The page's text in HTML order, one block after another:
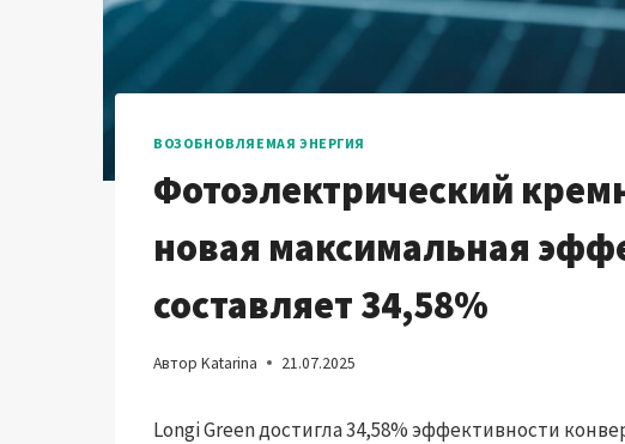
ВОЗОБНОВЛЯЕМАЯ ЭНЕРГИЯ
Фотоэлектрический
новая максимальная
составляет 34,58%
Автор Katarina 21.07.2025
Longi Green достигла 34,58% эффективности